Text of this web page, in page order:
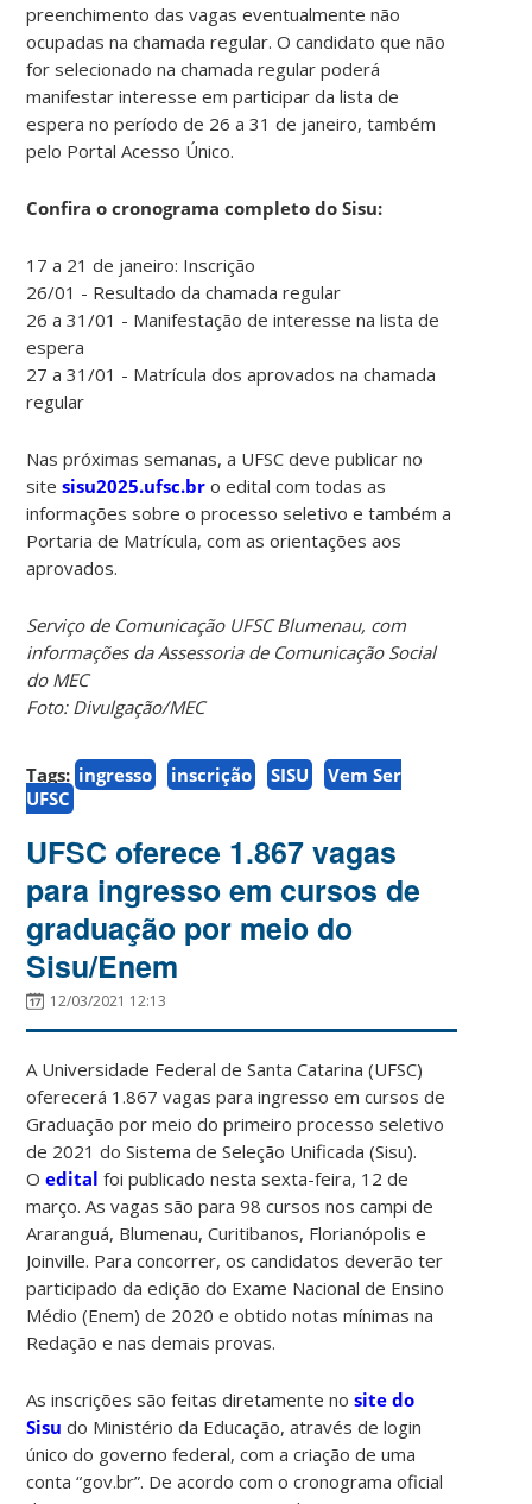
preenchimento das vagas eventualmente não
ocupadas na chamada regular. O candidato que não
for selecionado na chamada regular poderá
manifestar interesse em participar da lista de
espera no período de 26 a 31 de janeiro, também
pelo Portal Acesso Único.
Confira o cronograma completo do Sisu:
17 a 21 de janeiro: Inscrição
26/01 - Resultado da chamada regular
26 a 31/01 - Manifestação de interesse na lista de
espera
27 a 31/01 - Matrícula dos aprovados na chamada
regular
Nas próximas semanas, a UFSC deve publicar no
sitesisu2025.ufsc.br o edital com todas as
informações sobre o processo seletivo e também a
Portaria de Matrícula, com as orientações aos
aprovados.
Serviço de Comunicação UFSC Blumenau, com
informações da Assessoria de Comunicação Social
do MEC
Foto: Divulgação/MEC
Tags: ingresso inscrição SISU
Vem Ser
UFSC
UFSC oferece 1.867 vagas
para ingresso em cursos de
graduação por meio do
Sisu/Enem
12/03/2021 12:13
A Universidade Federal de Santa Catarina (UFSC)
oferecerá 1.867 vagas para ingresso em cursos de
Graduação por meio do primeiro processo seletivo
de 2021 do Sistema de Seleção Unificada (Sisu).
Oeditalfoi publicado nesta sexta-feira, 12 de
março. As vagas são para 98 cursos nos campi de
Araranguá, Blumenau, Curitibanos, Florianópolis e
Joinville. Para concorrer, os candidatos deverão ter
participado da edição do Exame Nacional de Ensino
Médio (Enem) de 2020 e obtido notas mínimas na
Redação e nas demais provas.
As inscrições são feitas diretamente nosite do
Sisu do Ministério da Educação, através de login
único do governo federal, com a criação de uma
conta “gov.br”. De acordo com o cronograma oficial